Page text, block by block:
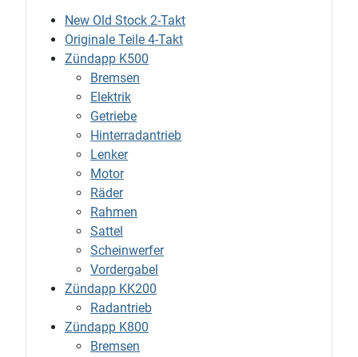
New Old Stock 2-Takt
Originale Teile 4-Takt
Zündapp K500
Bremsen
Elektrik
Getriebe
Hinterradantrieb
Lenker
Motor
Räder
Rahmen
Sattel
Scheinwerfer
Vordergabel
Zündapp KK200
Radantrieb
Zündapp K800
Bremsen